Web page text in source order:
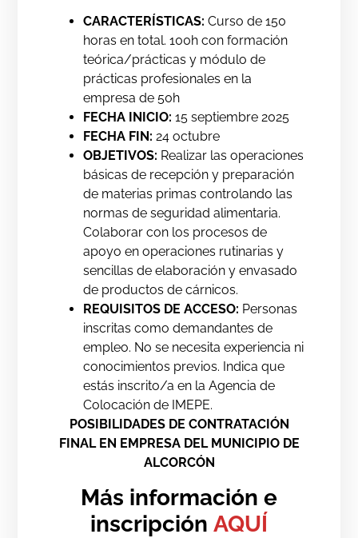
CARACTERÍSTICAS:Curso de 150
horas en total. 100h con formación
teórica/prácticas y módulo de
prácticas profesionales en la
empresa de 50h
FECHA INICIO: 15 septiembre 2025
FECHA FIN:24 octubre
OBJETIVOS: Realizar las operaciones
básicas de recepción y preparación
de materias primas controlando las
normas de seguridad alimentaria.
Colaborar con los procesos de
apoyo en operaciones rutinarias y
sencillas de elaboración y envasado
de productos de cárnicos.
REQUISITOS DE ACCESO: Personas
inscritas como demandantes de
empleo. No se necesita experiencia ni
conocimientos previos. Indica que
estás inscrito/a en la Agencia de
Colocación de IMEPE.
POSIBILIDADES DE CONTRATACIÓN
FINAL EN EMPRESA DEL MUNICIPIO DE
ALCORCÓN
Más información e
inscripción AQUÍ